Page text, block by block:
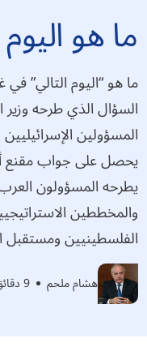
ما هو
ما هو “اليوم التالي”
السؤال الذي طرحه وزير
المسؤولين
يحصل على جواب مقنع
يطرحه المسؤولون
والمخططين
الفلسطينيين ومستقبل
هشام ملحم 9 دقائق قراءة